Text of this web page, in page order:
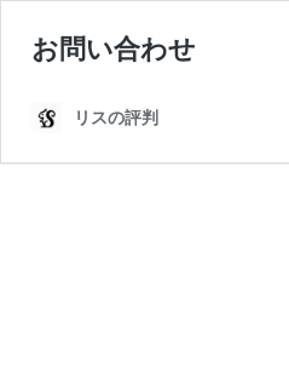
お問い合わせ
リスの評判